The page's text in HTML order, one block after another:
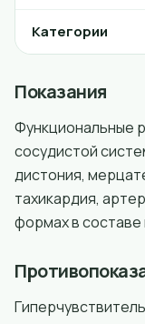
Категории
Показания
Функциональные
сосудистой
дистония,
тахикардия,
формах в